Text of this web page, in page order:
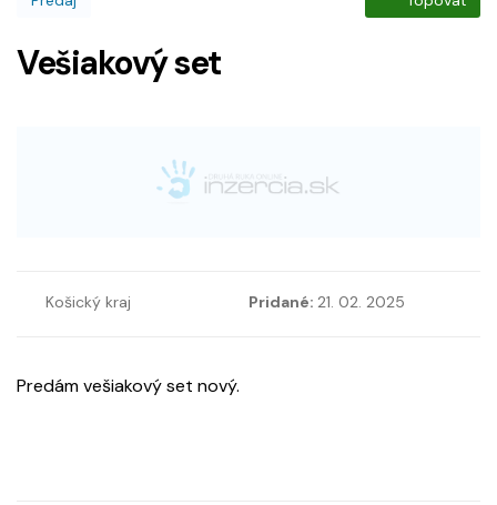
Vešiakový set
Košický kraj Pridané: 21. 02. 2025
Predám vešiakový set nový.